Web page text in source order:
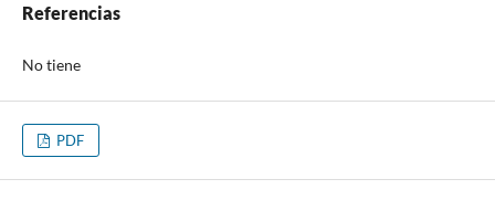
Referencias
No tiene
PDF